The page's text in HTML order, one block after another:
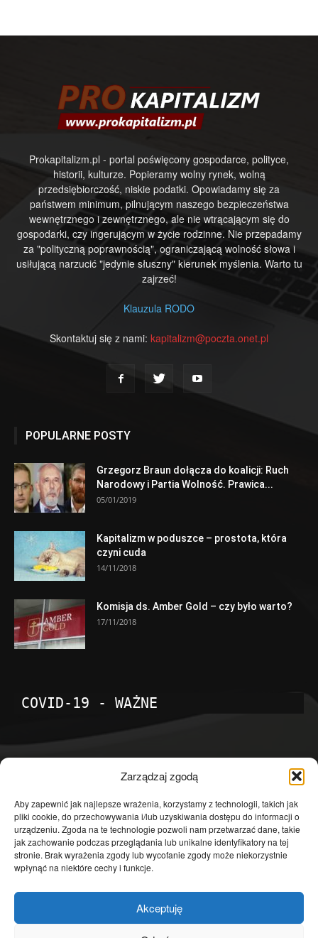
Zarządzaj zgodą
Aby zapewnić jak najlepsze wrażenia, korzystamy z technologii, takich jak
pliki cookie, do przechowywania i/lub uzyskiwania dostępu do informacji o
urządzeniu. Zgoda na te technologie pozwoli nam przetwarzać dane, takie
jak zachowanie podczas przeglądania lub unikalne identyfikatory na tej
stronie. Brak wyrażenia zgody lub wycofanie zgody może niekorzystnie
wpłynąć na niektóre cechy i funkcje.
Akceptuję
Prokapitalizm.pl - portal poświęcony gospodarce, polityce,
historii, kulturze. Popieramy wolny rynek, wolną
przedsiębiorczość, niskie podatki. Opowiadamy się za
państwem minimum, pilnującym naszego bezpieczeństwa
wewnętrznego i zewnętrznego, ale nie wtrącającym się do
gospodarki, czy ingerującym w życie rodzinne. Nie przepadamy
za "polityczną poprawnością", ograniczającą wolność słowa i
usiłującą narzucić "jedynie słuszny" kierunek myślenia. Warto tu
zajrzeć!
Klauzula RODO
Skontaktuj się z nami: kapitalizm@poczta.onet.pl
POPULARNE POSTY
Grzegorz Braun dołącza do koalicji: Ruch
Narodowy i Partia Wolność. Prawica...
05/01/2019
Kapitalizm w poduszce – prostota, która
czyni cuda
14/11/2018
Komisja ds. Amber Gold – czy było warto?
17/11/2018
COVID-19 - WAŻNE
Temat dnia
4601
Publicystyka
4363
Polityka
3639
Polska
Społeczeństwo
2823